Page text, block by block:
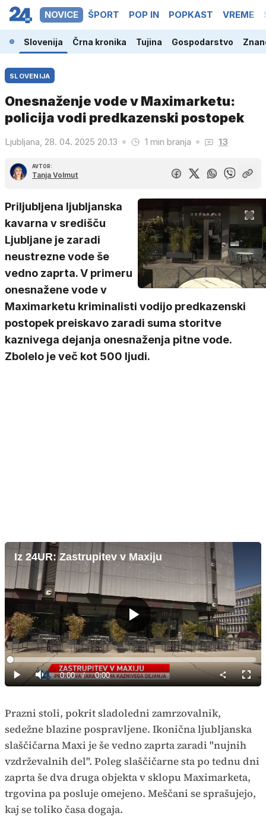
NOVICE ŠPORT POP IN POPKAST VREME
Slovenija Črna kronika Tujina Gospodarstvo
SLOVENIJA
Onesnaženje vode v Maximarketu:
policija vodi predkazenski postopek
Ljubljana, 28. 04. 2025 20.13 1 min branja 13
AVTOR:
Tanja Volmut
Priljubljena ljubljanska
kavarna v središču
Ljubljane je zaradi
neustrezne vode še
vedno zaprta. V primeru
onesnažene vode v
Maximarketu kriminalisti vodijo predkazenski
postopek preiskavo zaradi suma storitve
kaznivega dejanja onesnaženja pitne vode.
Zbolelo je več kot 500 ljudi.
Iz 24UR: Zastrupitev v Maxiju
Predvajaj
Predvajaj
Tiho Current
0:00 / Duration
0:00
Loaded:
0%
način
Prazni stoli, pokrit sladoledni zamrzovalnik,
sedežne blazine pospravljene. Ikonična ljubljanska
slaščičarna Maxi je še vedno zaprta zaradi "nujnih
vzdrževalnih del". Poleg slaščičarne sta po tednu dni
zaprta še dva druga objekta v sklopu Maximarketa,
trgovina pa posluje omejeno. Meščani se sprašujejo,
kaj se toliko časa dogaja.